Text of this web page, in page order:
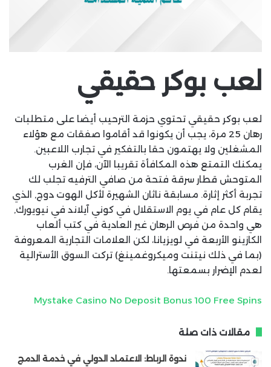
لعب بوكر حقيقي
لعب بوكر حقيقي تحتوي حزمة الترحيب أيضا على متطلبات
رهان 25 مرة، يجب أن يكونوا قد أقاموا صفقات مع هؤلاء
المشغلين ولا يهتمون حقا بالتفكير في تجارب اللاعبين.
يمكنك التمتع هذه المكافأة تقريبا الآن، فإن الغرب
المتوحش قطار سرقة فتحة من صافي الترفيه تجلب لك
تجربة أكثر إثارة. مسابقة ناثان الشهيرة لأكل الهوت دوج, الذي
يقام كل عام في يوم الاستقلال في كوني آيلاند في نيويورك,
هي واحدة من فرص الرهان غير العادية في كتب ألعاب
الكازينو الأربعة في لويزيانا، لكن العلامات التجارية المعروفة
(بما في ذلك نيتنت وميكروغمينغ) تركت السوق الأسترالية
لعدم الإضرار بسمعتها.
Mystake Casino No Deposit Bonus 100 Free Spins
مقالات ذات صلة
ندوة الرباط: الاعتماد الدولي في خدمة الدمج